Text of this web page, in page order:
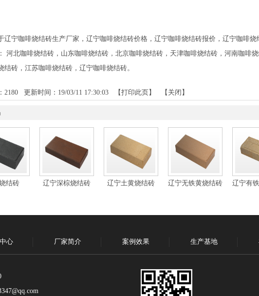
辽宁咖啡烧结砖生产厂家，辽宁咖啡烧结砖价格，辽宁咖啡烧结砖报价，辽宁咖啡烧
河北咖啡烧结砖 ， 山东咖啡烧结砖 ， 北京咖啡烧结砖 ， 天津咖啡烧结砖 ， 河南咖啡
结砖 ， 江苏咖啡烧结砖 ， 辽宁咖啡烧结砖。
2180 更新时间：19/03/11 17:30:03 【打印此页 】 【 关闭 】
结砖 辽宁深棕烧结砖 辽宁土黄烧结砖 辽宁无铁黄烧结砖 辽宁有
心 厂家简介 案例效果 生产基地